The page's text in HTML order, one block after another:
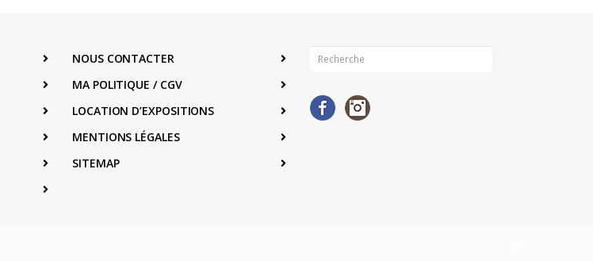
NOUS CONTACTER
MA POLITIQUE / CGV
LOCATION D’EXPOSITIONS
MENTIONS LÉGALES
SITEMAP
Facebook